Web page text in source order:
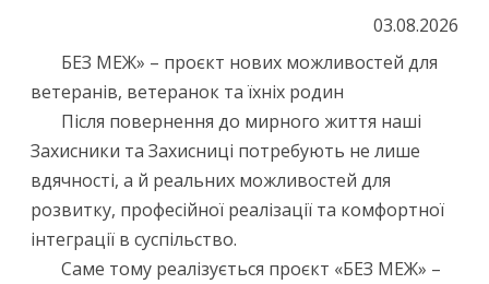
03.08.2026
БЕЗ МЕЖ» – проєкт нових можливостей для
ветеранів, ветеранок та їхніх родин
Після повернення до мирного життя наші
Захисники та Захисниці потребують не лише
вдячності, а й реальних можливостей для
розвитку, професійної реалізації та комфортної
інтеграції в суспільство.
Саме тому реалізується проєкт «БЕЗ МЕЖ» –